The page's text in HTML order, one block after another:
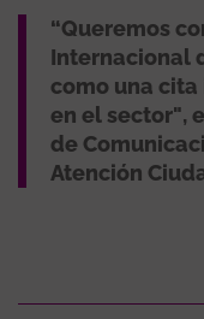
“Queremos
Internacional
como una
en el sector",
de
Atención